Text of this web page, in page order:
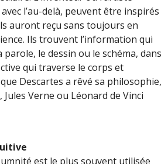
l’au-delà, peuvent être inspirés
auront reçu sans toujours en
Ils trouvent l’information qui
parole, le dessin ou le schéma, dans
qui traverse le corps et
que Descartes a rêvé sa philosophie,
Verne ou Léonard de Vinci
est le plus souvent utilisée